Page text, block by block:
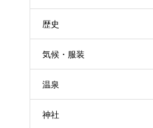
歴史
気候・服装
温泉
神社